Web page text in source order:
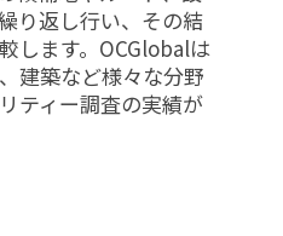
り返し行い、その結
します。OCGlobalは
建築など様々な分野
ティー調査の実績が